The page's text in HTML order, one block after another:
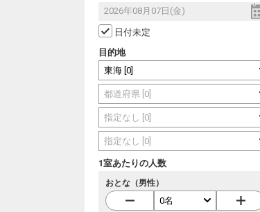
日付未定
目的地
1室あたりの人数
おとな（男性）